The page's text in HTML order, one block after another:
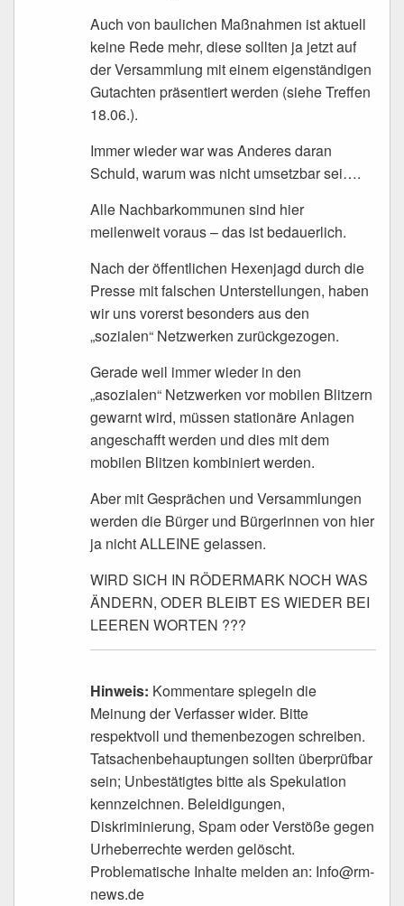
Auch von baulichen Maßnahmen ist aktuell
keine Rede mehr, diese sollten ja jetzt auf
der Versammlung mit einem eigenständigen
Gutachten präsentiert werden (siehe Treffen
18.06.).
Immer wieder war was Anderes daran
Schuld, warum was nicht umsetzbar sei….
Alle Nachbarkommunen sind hier
meilenweit voraus – das ist bedauerlich.
Nach der öffentlichen Hexenjagd durch die
Presse mit falschen Unterstellungen, haben
wir uns vorerst besonders aus den
„sozialen“ Netzwerken zurückgezogen.
Gerade weil immer wieder in den
„asozialen“ Netzwerken vor mobilen Blitzern
gewarnt wird, müssen stationäre Anlagen
angeschafft werden und dies mit dem
mobilen Blitzen kombiniert werden.
Aber mit Gesprächen und Versammlungen
werden die Bürger und Bürgerinnen von hier
ja nicht ALLEINE gelassen.
WIRD SICH IN RÖDERMARK NOCH WAS
ÄNDERN, ODER BLEIBT ES WIEDER BEI
LEEREN WORTEN ???
Hinweis: Kommentare spiegeln die
Meinung der Verfasser wider. Bitte
respektvoll und themenbezogen schreiben.
Tatsachenbehauptungen sollten überprüfbar
sein; Unbestätigtes bitte als Spekulation
kennzeichnen. Beleidigungen,
Diskriminierung, Spam oder Verstöße gegen
Urheberrechte werden gelöscht.
Problematische Inhalte melden an: Info@rm-
news.de